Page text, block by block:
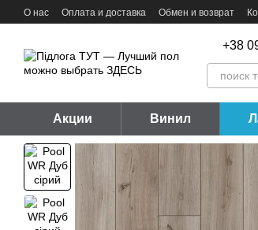
Перейти к основному контенту
О нас Оплата и доставка Обмен и возврат
+38
Акции Винил